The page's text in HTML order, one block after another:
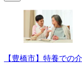
【豊橋市】特養での